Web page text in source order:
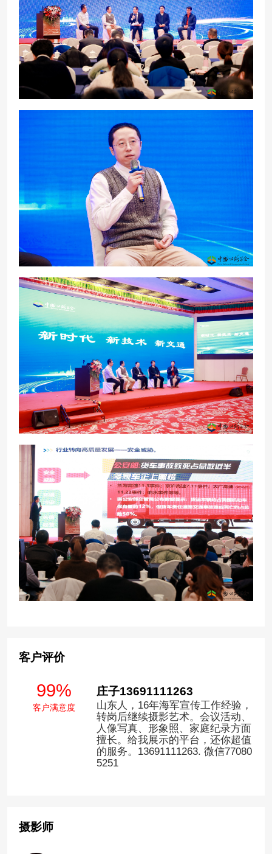
客户评价
99%
客户满意度
庄子13691111263
山东人，16年海军宣传工作经验，
转岗后继续摄影艺术。会议活动、
人像写真、形象照、家庭纪录方面
擅长。给我展示的平台，还你超值
的服务。13691111263. 微信77080
5251
摄影师